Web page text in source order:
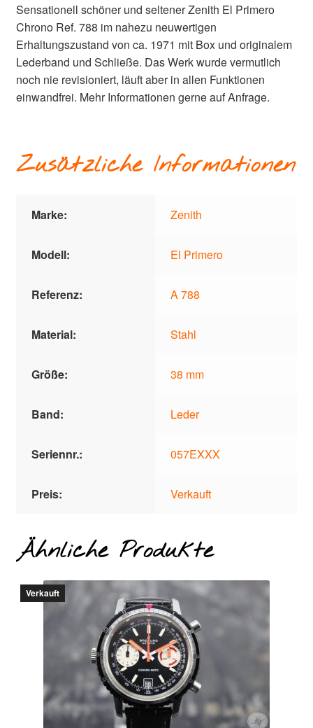
Sensationell schöner und seltener Zenith El Primero
Chrono Ref. 788 im nahezu neuwertigen
Erhaltungszustand von ca. 1971 mit Box und originalem
Lederband und Schließe. Das Werk wurde vermutlich
noch nie revisioniert, läuft aber in allen Funktionen
einwandfrei. Mehr Informationen gerne auf Anfrage.
Zusätzliche Informationen
Marke: Zenith
Modell: El Primero
Referenz: A 788
Material: Stahl
Größe: 38 mm
Band: Leder
Seriennr.: 057EXXX
Preis: Verkauft
Ähnliche Produkte
Verkauft